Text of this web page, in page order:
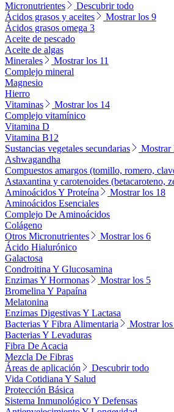
Micronutrientes
Descubrir todo
Ácidos grasos y aceites
Mostrar los 9
Ácidos grasos omega 3
Aceite de pescado
Aceite de algas
Minerales
Mostrar los 11
Complejo mineral
Magnesio
Hierro
Vitaminas
Mostrar los 14
Complejo vitamínico
Vitamina D
Vitamina B12
Sustancias vegetales secundarias
Mostrar
Ashwagandha
Compuestos amargos (tomillo, romero,
Astaxantina y carotenoides (betacaroteno,
Aminoácidos Y Proteína
Mostrar los 18
Aminoácidos Esenciales
Complejo De Aminoácidos
Colágeno
Otros Micronutrientes
Mostrar los 6
Ácido Hialurónico
Galactosa
Condroitina Y Glucosamina
Enzimas Y Hormonas
Mostrar los 5
Bromelina Y Papaína
Melatonina
Enzimas Digestivas Y Lactasa
Bacterias Y Fibra Alimentaria
Mostrar
Bacterias Y Levaduras
Fibra De Acacia
Mezcla De Fibras
Áreas de aplicación
Descubrir todo
Vida Cotidiana Y Salud
Protección Básica
Sistema Inmunológico Y Defensas